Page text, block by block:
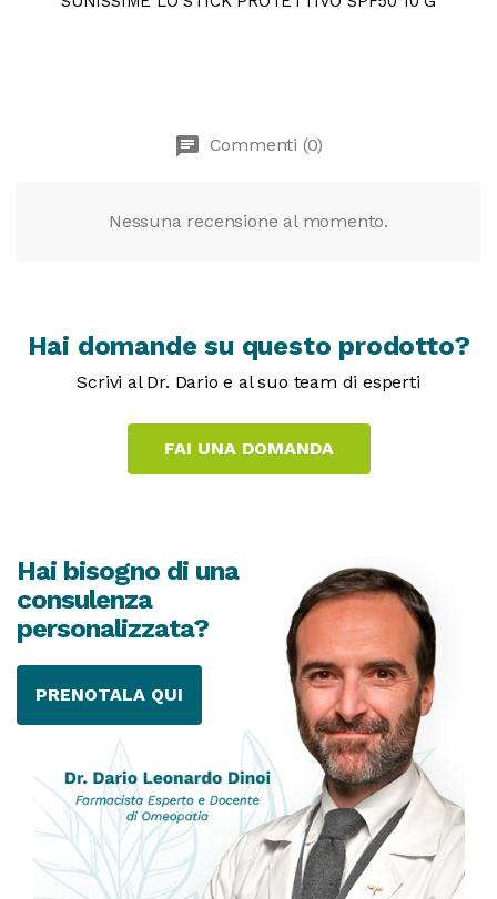
chat Commenti (0)
Nessuna recensione al momento.
Hai domande su questo prodotto?
Scrivi al Dr. Dario e al suo team di esperti
Hai bisogno di una
consulenza
personalizzata?
PRENOTALA QUI